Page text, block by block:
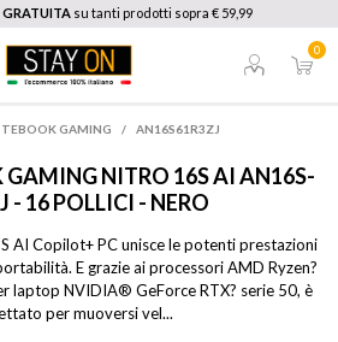
GRATUITA su tanti prodotti sopra € 59,99
0
GAMING / AN16S61R3ZJ
GAMING NITRO 16S AI AN16S-
- 16 POLLICI - NERO
AI Copilot+ PC unisce le potenti prestazioni
E grazie ai processori AMD Ryzen?
laptop NVIDIA® GeForce RTX? serie 50, è
per muoversi vel...